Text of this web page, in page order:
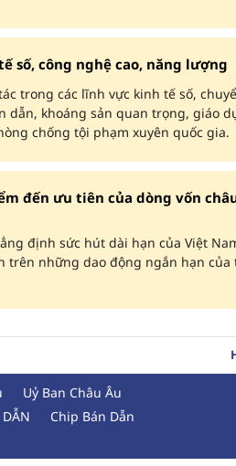
số, công nghệ cao, năng lượng
trong các lĩnh vực kinh tế số,
dẫn, khoáng sản quan trọng, giáo
chống tội phạm xuyên quốc gia.
đến ưu tiên của dòng vốn
định sức hút dài hạn của Việt
trên những dao động ngắn hạn của
Uỷ Ban Châu Âu
Chip Bán Dẫn